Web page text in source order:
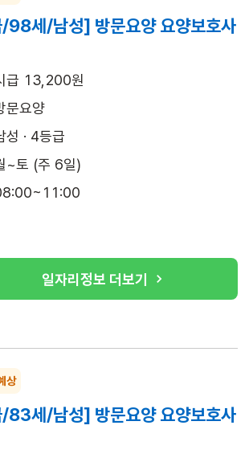
98세/남성] 방문요양 요양보호사
급 13,200원
문요양
성 · 4등급
~토 (주 6일)
일자리정보 더보기
상
83세/남성] 방문요양 요양보호사